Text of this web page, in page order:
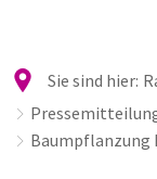
Sie sind hier:
Baumpflanzung